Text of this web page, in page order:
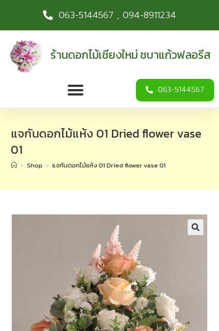
063-5144567 , 094-8911234
ร้านดอกไม้เชียงใหม่ ชบาแก้วฟลอรีส
063-5144567
แจกันดอกไม้แห้ง 01 Dried flower vase
01
> Shop > แจกันดอกไม้แห้ง 01 Dried flower vase 01